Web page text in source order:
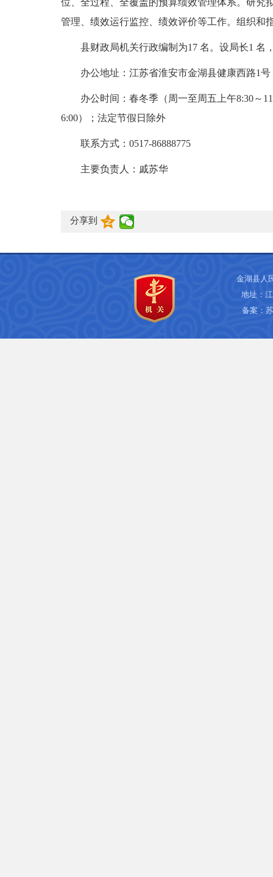
位、全过程、全覆盖的预算绩效管理体系。研究
管理、绩效运行监控、绩效评价等工作。组织和
县财政局机关行政编制为17 名。设局长1 名
办公地址：江苏省淮安市金湖县健康西路1号
办公时间：春冬季（周一至周五上午8:30～
6:00）；法定节假日除外
联系方式：0517-86888775
主要负责人：戚苏华
分享到
金湖县人
地址：
备案：